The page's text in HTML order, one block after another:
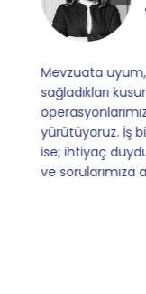
Mevzuata
sağladıkları
yürütüyoruz. İş
ise; ihtiyaç
ve sorularımıza